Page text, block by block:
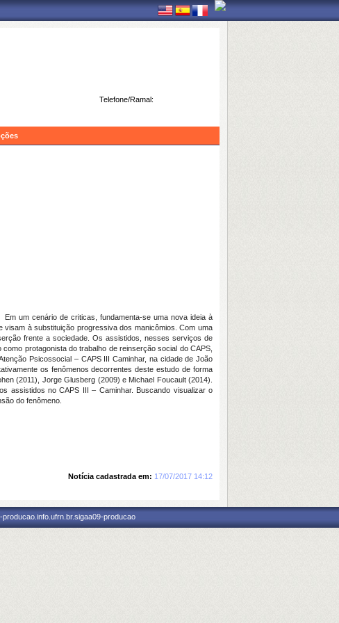
Telefone/Ramal:
um cenário de criticas, fundamenta-se uma nova ideia à
à substituição progressiva dos manicômios. Com uma
frente a sociedade. Os assistidos, nesses serviços de
protagonista do trabalho de reinserção social do CAPS,
Psicossocial – CAPS III Caminhar, na cidade de João
os fenômenos decorrentes deste estudo de forma
(2011), Jorge Glusberg (2009) e Michael Foucault (2014).
assistidos no CAPS III – Caminhar. Buscando visualizar o
do fenômeno.
Notícia cadastrada em: 17/07/2017 14:12
producao